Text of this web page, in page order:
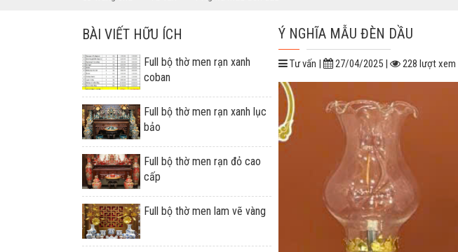
BÀI VIẾT HỮU ÍCH
Full bộ thờ men rạn xanh
coban
Full bộ thờ men rạn xanh lục
bảo
Full bộ thờ men rạn đỏ cao
cấp
Full bộ thờ men lam vẽ vàng
Ý NGHĨA MẪU ĐÈN DẦU
Tư vấn | 27/04/2025 | 228 lượt xem